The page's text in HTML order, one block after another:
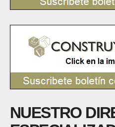
NUESTRO